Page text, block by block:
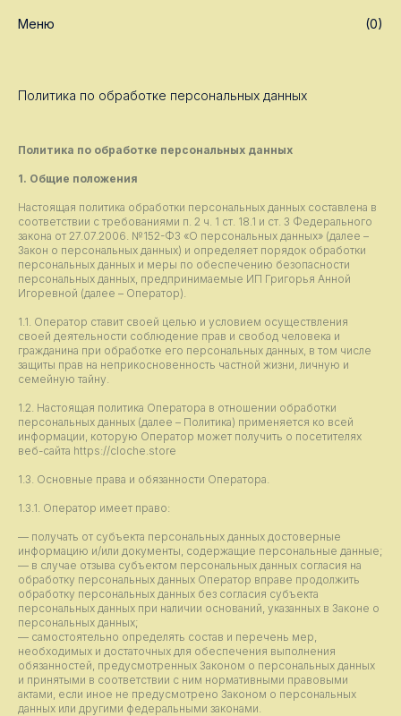
(0)
Меню
Политика по обработке персональных данных
Политика по обработке персональных данных
1. Общие положения
Настоящая политика обработки персональных данных составлена в
соответствии с требованиями п. 2 ч. 1 ст. 18.1 и ст. 3 Федерального
закона от 27.07.2006. №152-ФЗ «О персональных данных» (далее –
Закон о персональных данных) и определяет порядок обработки
персональных данных и меры по обеспечению безопасности
персональных данных, предпринимаемые ИП Григорья Анной
Игоревной (далее – Оператор).
1.1. Оператор ставит своей целью и условием осуществления
своей деятельности соблюдение прав и свобод человека и
гражданина при обработке его персональных данных, в том числе
защиты прав на неприкосновенность частной жизни, личную и
семейную тайну.
1.2. Настоящая политика Оператора в отношении обработки
персональных данных (далее – Политика) применяется ко всей
информации, которую Оператор может получить о посетителях
веб-сайта https://cloche.store
1.3. Основные права и обязанности Оператора.
1.3.1. Оператор имеет право:
— получать от субъекта персональных данных достоверные
информацию и/или документы, содержащие персональные данные;
— в случае отзыва субъектом персональных данных согласия на
обработку персональных данных Оператор вправе продолжить
обработку персональных данных без согласия субъекта
персональных данных при наличии оснований, указанных в Законе о
персональных данных;
— самостоятельно определять состав и перечень мер,
необходимых и достаточных для обеспечения выполнения
обязанностей, предусмотренных Законом о персональных данных
и принятыми в соответствии с ним нормативными правовыми
актами, если иное не предусмотрено Законом о персональных
данных или другими федеральными законами.